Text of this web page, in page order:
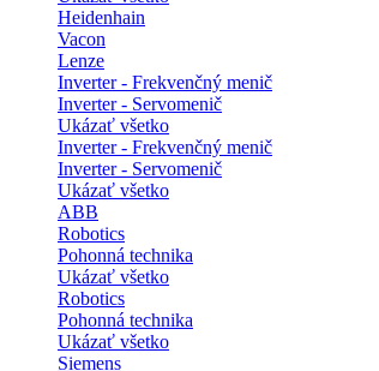
Heidenhain
Vacon
Lenze
Inverter - Frekvenčný menič
Inverter - Servomenič
Ukázať všetko
Inverter - Frekvenčný menič
Inverter - Servomenič
Ukázať všetko
ABB
Robotics
Pohonná technika
Ukázať všetko
Robotics
Pohonná technika
Ukázať všetko
Siemens